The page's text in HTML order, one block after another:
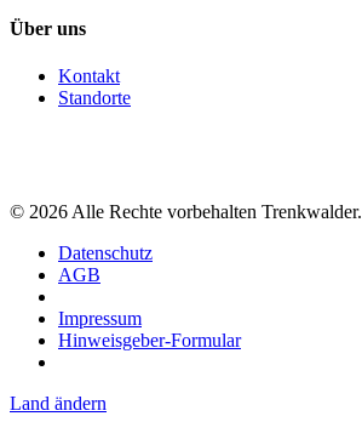
Über uns
Kontakt
Standorte
© 2026 Alle Rechte vorbehalten Trenkwalder.
Datenschutz
AGB
Impressum
Hinweisgeber-Formular
Land ändern